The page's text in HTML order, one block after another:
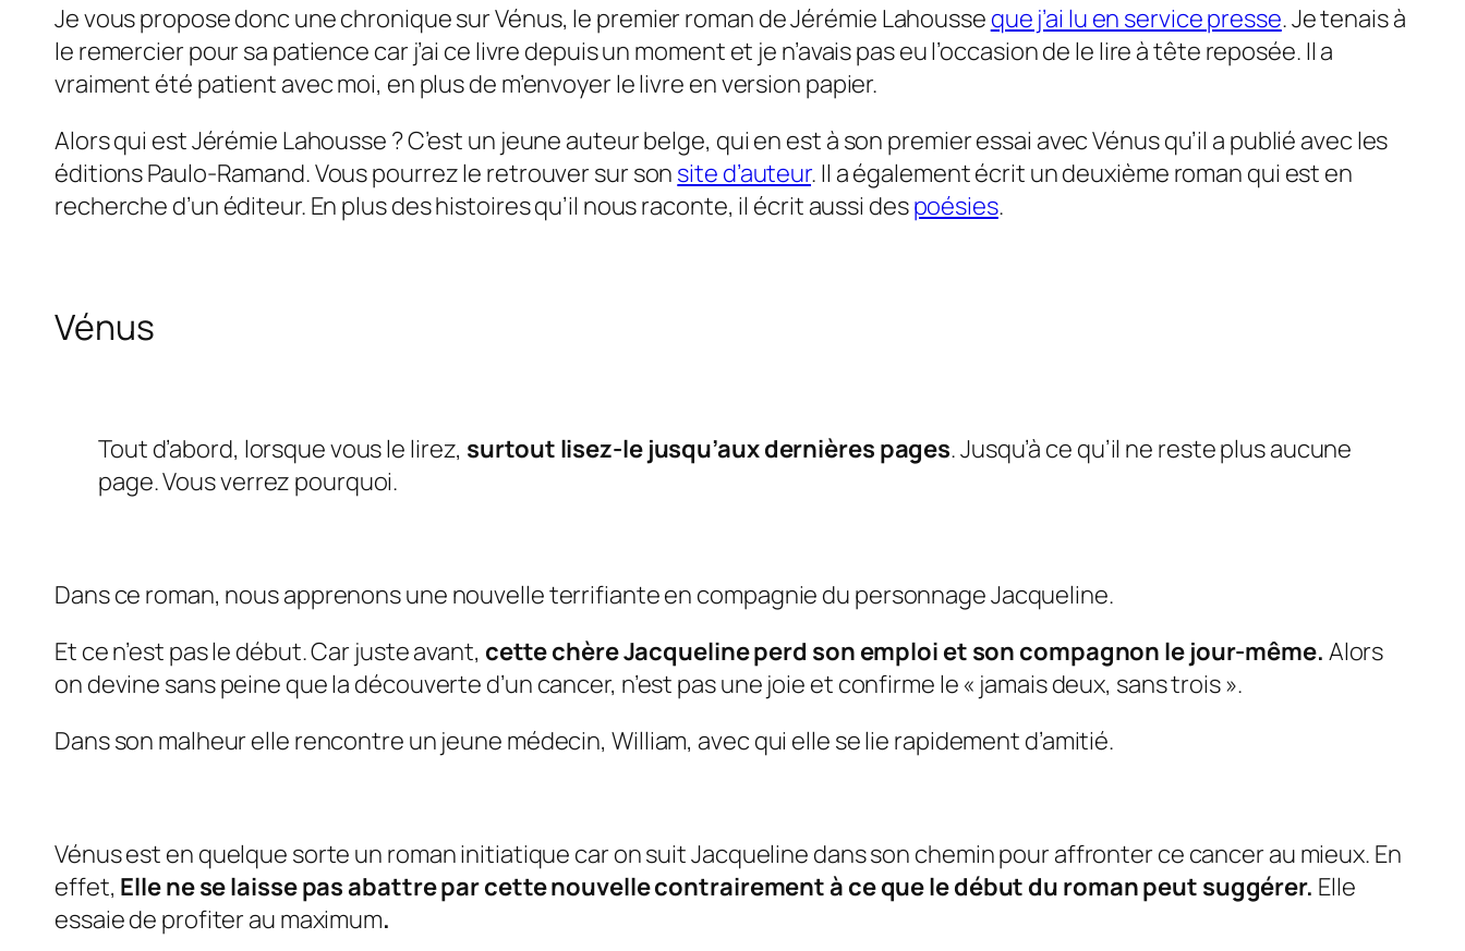
Je vous propose donc une chronique sur Vénus, le premier roman de Jérémie Lahousse que j’ai lu en service presse. Je tenais à
le remercier pour sa patience car j’ai ce livre depuis un moment et je n’avais pas eu l’occasion de le lire à tête reposée. Il a
vraiment été patient avec moi, en plus de m’envoyer le livre en version papier.
Alors qui est Jérémie Lahousse ? C’est un jeune auteur belge, qui en est à son premier essai avecVénusqu’il a publié avec les
éditions Paulo-Ramand. Vous pourrez le retrouver sur son site d’auteur. Il a également écrit un deuxième roman qui est en
recherche d’un éditeur. En plus des histoires qu’il nous raconte, il écrit aussi despoésies.
Vénus
Tout d’abord, lorsque vous le lirez, surtout lisez-le jusqu’aux dernières pages. Jusqu’à ce qu’il ne reste plus aucune
page. Vous verrez pourquoi.
Dans ce roman, nous apprenons une nouvelle terrifiante en compagnie du personnageJacqueline.
Et ce n’est pas le début. Car juste avant, cette chèreJacquelineperd son emploi et son compagnon le jour-même. Alors
on devine sans peine que la découverte d’un cancer, n’est pas une joie et confirme le « jamais deux, sans trois ».
Dans son malheur elle rencontre un jeune médecin, William, avec qui elle se lie rapidement d’amitié.
Vénus est en quelque sorte un roman initiatique car on suit Jacqueline dans son chemin pour affronter ce cancer au mieux. En
effet, Elle ne se laisse pas abattre par cette nouvelle contrairement à ce que le début du roman peut suggérer. Elle
essaie de profiter au maximum.